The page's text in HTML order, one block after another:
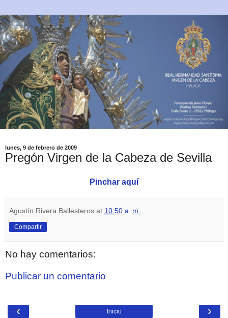
lunes, 9 de febrero de 2009
Pregón Virgen de la Cabeza de Sevilla
Pinchar aquí
Agustín Rivera Ballesteros at 10:50 a. m.
Compartir
No hay comentarios:
Publicar un comentario
‹ ›
Inicio